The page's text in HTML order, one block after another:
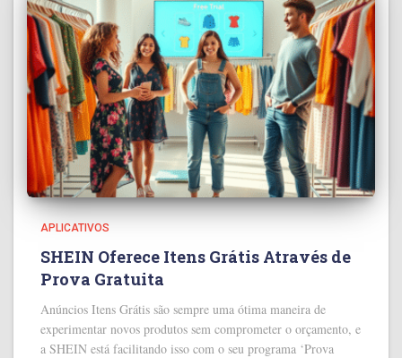
APLICATIVOS
SHEIN Oferece Itens Grátis Através de
Prova Gratuita
Anúncios Itens Grátis são sempre uma ótima maneira de
experimentar novos produtos sem comprometer o orçamento, e
a SHEIN está facilitando isso com o seu programa ‘Prova